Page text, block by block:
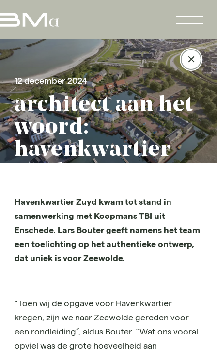
12 december 2024
architect aan het
woord:
havenkwartier
Havenkwartier Zuyd kwam tot stand in
samenwerking met Koopmans TBI uit
Enschede. Lars Bouter geeft namens het team
een toelichting op het authentieke ontwerp,
dat uniek is voor Zeewolde.
“Toen wij de opgave voor Havenkwartier
kregen, zijn we naar Zeewolde gereden voor
een rondleiding”, aldus Bouter. “Wat ons vooral
opviel was de grote hoeveelheid aan